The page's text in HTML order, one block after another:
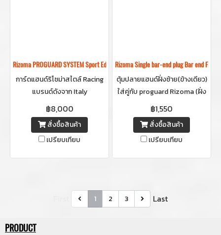
Rizoma PROGUARD SYSTEM Sport Edition End Mount (Right side)
การ์ดแฮนด์ริโซม่าสไตล์ Racing
แบรนด์ดังจาก Italy
฿8,000
สั่งซื้อสินค้า
เปรียบเทียบ
Rizoma Single bar-end plug Bar end
ตุ้มปลายแฮนด์ฝั่งซ้าย(ข้างเดียว)
ใส่คู่กับ proguard Rizoma (ฝั่ง
ขวา) เข้าเซตกัน
฿1,550
สั่งซื้อสินค้า
เปรียบเทียบ
1 2 3 Last
PRODUCT